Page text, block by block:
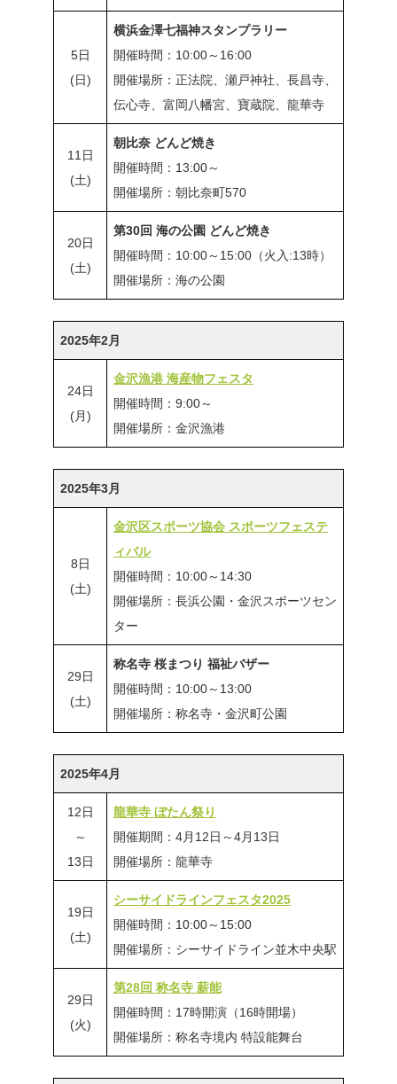
5日
(日)
横浜金澤七福神スタンプラリー
開催時間：10:00～16:00
開催場所：正法院、瀬戸神社、長昌寺、
伝心寺、富岡八幡宮、寶蔵院、龍華寺
11日
(土)
朝比奈 どんど焼き
開催時間：13:00～
開催場所：朝比奈町570
20日
(土)
第30回 海の公園 どんど焼き
開催時間：10:00～15:00（火入:13時）
開催場所：海の公園
2025年2月
24日
(月)
金沢漁港 海産物フェスタ
開催時間：9:00～
開催場所：金沢漁港
2025年3月
8日
(土)
金沢区スポーツ協会 スポーツフェステ
ィバル
開催時間：10:00～14:30
開催場所：長浜公園・金沢スポーツセン
ター
29日
(土)
称名寺 桜まつり 福祉バザー
開催時間：10:00～13:00
開催場所：称名寺・金沢町公園
2025年4月
12日
～
13日
龍華寺 ぼたん祭り
開催期間：4月12日～4月13日
開催場所：龍華寺
19日
(土)
シーサイドラインフェスタ2025
開催時間：10:00～15:00
開催場所：シーサイドライン並木中央駅
29日
(火)
第28回 称名寺 薪能
開催時間：17時開演（16時開場）
開催場所：称名寺境内 特設能舞台